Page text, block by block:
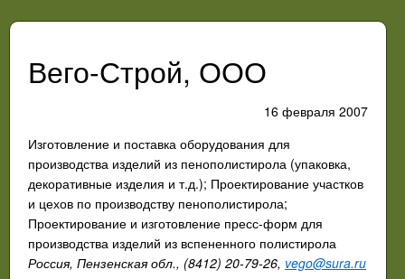
Вего-Строй, ООО
16 февраля 2007
Изготовление и поставка оборудования для
производства изделий из пенополистирола (упаковка,
декоративные изделия и т.д.); Проектирование участков
и цехов по производству пенополистирола;
Проектирование и изготовление пресс-форм для
производства изделий из вспененного полистирола
Россия, Пензенская обл., (8412) 20-79-26, vego@sura.ru